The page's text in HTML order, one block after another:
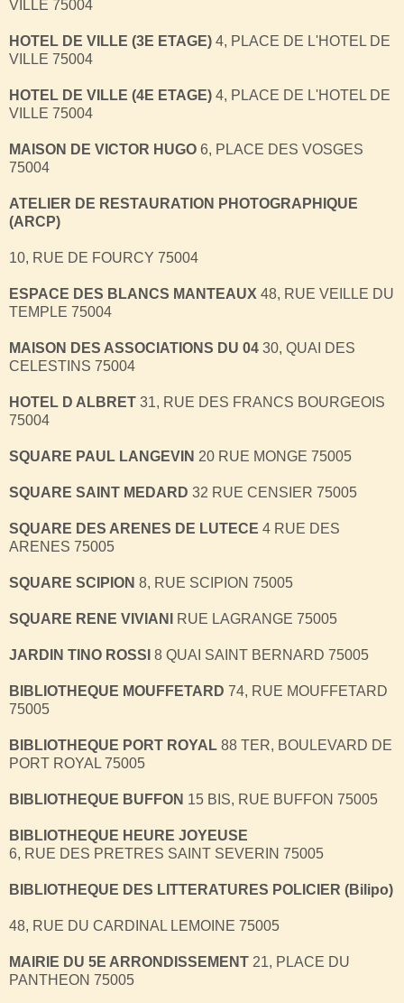
VILLE 75004
HOTEL DE VILLE (3E ETAGE) 4, PLACE DE L'HOTEL DE
VILLE 75004
HOTEL DE VILLE (4E ETAGE) 4, PLACE DE L'HOTEL DE
VILLE 75004
MAISON DE VICTOR HUGO 6, PLACE DES VOSGES
75004
ATELIER DE RESTAURATION PHOTOGRAPHIQUE
(ARCP)
10, RUE DE FOURCY 75004
ESPACE DES BLANCS MANTEAUX 48, RUE VEILLE DU
TEMPLE 75004
MAISON DES ASSOCIATIONS DU 04 30, QUAI DES
CELESTINS 75004
HOTEL D ALBRET 31, RUE DES FRANCS BOURGEOIS
75004
SQUARE PAUL LANGEVIN 20 RUE MONGE 75005
SQUARE SAINT MEDARD 32 RUE CENSIER 75005
SQUARE DES ARENES DE LUTECE 4 RUE DES
ARENES 75005
SQUARE SCIPION 8, RUE SCIPION 75005
SQUARE RENE VIVIANI RUE LAGRANGE 75005
JARDIN TINO ROSSI 8 QUAI SAINT BERNARD 75005
BIBLIOTHEQUE MOUFFETARD 74, RUE MOUFFETARD
75005
BIBLIOTHEQUE PORT ROYAL 88 TER, BOULEVARD DE
PORT ROYAL 75005
BIBLIOTHEQUE BUFFON 15 BIS, RUE BUFFON 75005
BIBLIOTHEQUE HEURE JOYEUSE
6, RUE DES PRETRES SAINT SEVERIN 75005
BIBLIOTHEQUE DES LITTERATURES POLICIER (Bilipo)
48, RUE DU CARDINAL LEMOINE 75005
MAIRIE DU 5E ARRONDISSEMENT 21, PLACE DU
PANTHEON 75005